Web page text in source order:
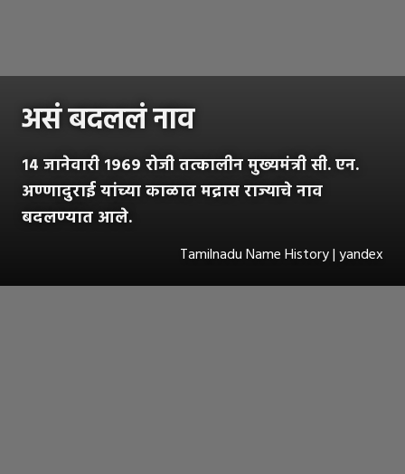
असं बदललं नाव
१४ जानेवारी १९६९ रोजी तत्कालीन मुख्यमंत्री सी. एन.
अण्णादुराई यांच्या काळात मद्रास राज्याचे नाव
बदलण्यात आले.
Tamilnadu Name History | yandex